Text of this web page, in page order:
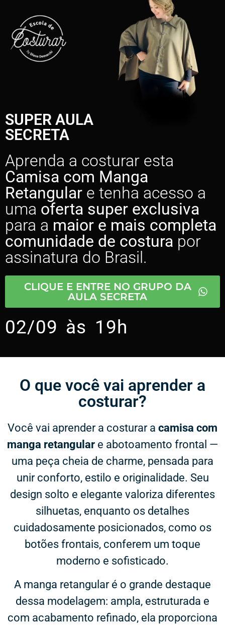
SUPER AULA
SECRETA
Aprenda a costurar esta
Camisa com Manga
Retangular e tenha acesso a
uma oferta super exclusiva
para a maior e mais completa
comunidade de costura por
assinatura do Brasil.
CLIQUE E ENTRE NO GRUPO DA
AULA SECRETA
02/09 às 19h
O que você vai aprender a
costurar?​
Você vai aprender a costurar a camisa com
manga retangular e abotoamento frontal —
uma peça cheia de charme, pensada para
unir conforto, estilo e originalidade. Seu
design solto e elegante valoriza diferentes
silhuetas, enquanto os detalhes
cuidadosamente posicionados, como os
botões frontais, conferem um toque
moderno e sofisticado.
A manga retangular é o grande destaque
dessa modelagem: ampla, estruturada e
com acabamento refinado, ela proporciona